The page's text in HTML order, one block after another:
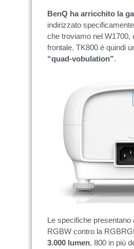
BenQ ha arricchito la
indirizzato
che troviamo nel
frontale. TK800 è quindi
“quad-vobulation”.
Le specifiche
RGBW contro la
3.000 lumen, 800 in più